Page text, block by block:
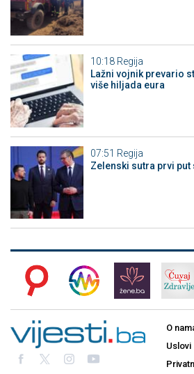
10:18 Regija
Lažni vojnik prevario
više hiljada eura
07:51 Regija
Zelenski sutra prvi
O
Uslovi